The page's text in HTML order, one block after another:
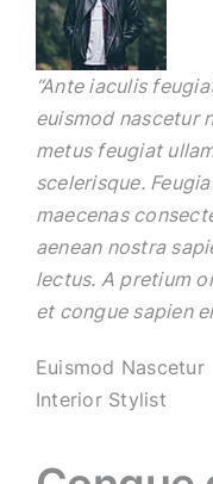
“Ante iaculis
euismod nascetur
metus feugiat
scelerisque.
maecenas
aenean nostra
lectus. A pretium
et congue sapien
Euismod Nascetur
Interior Stylist